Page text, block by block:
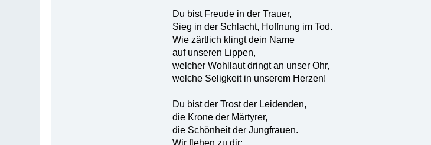
Du bist Freude in der Trauer,
Sieg in der Schlacht, Hoffnung im Tod.
Wie zärtlich klingt dein Name
auf unseren Lippen,
welcher Wohllaut dringt an unser Ohr,
welche Seligkeit in unserem Herzen!
Du bist der Trost der Leidenden,
die Krone der Märtyrer,
die Schönheit der Jungfrauen.
Wir flehen zu dir: